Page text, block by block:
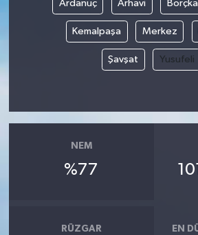
Ardanuç Arhavi Borçka
Kemalpaşa Merkez
Şavşat Yusufeli
NEM
%77
RÜZGAR EN